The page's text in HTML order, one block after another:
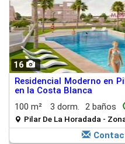
16
Residencial Moderno en
en la Costa Blanca
100 m²
3 dorm. 2 baños
Pilar De La Horadada -